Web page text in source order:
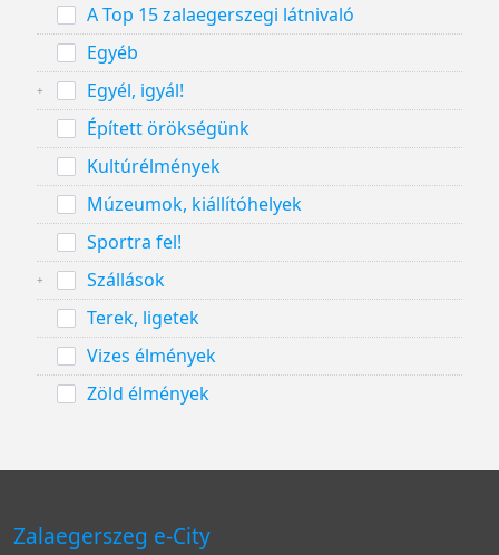
A Top 15 zalaegerszegi látnivaló
Egyéb
Egyél, igyál!
Épített örökségünk
Kultúrélmények
Múzeumok, kiállítóhelyek
Sportra fel!
Szállások
Terek, ligetek
Vizes élmények
Zöld élmények
Zalaegerszeg e-City